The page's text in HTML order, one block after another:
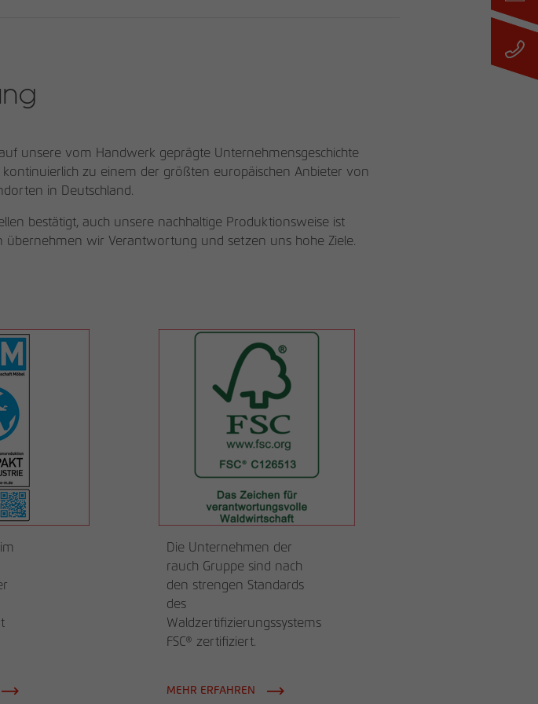
unsere vom Handwerk geprägte Unternehmensgeschichte
zu einem der größten europäischen Anbieter von
in Deutschland.
bestätigt, auch unsere nachhaltige Produktionsweise ist
wir Verantwortung und setzen uns hohe Ziele.
Die Unternehmen der
rauch Gruppe sind nach
den strengen Standards
des
Waldzertifizierungssystems
FSC® zertifiziert.
MEHR ERFAHREN